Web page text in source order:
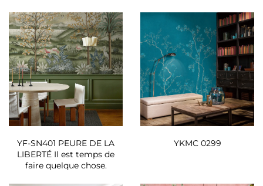
YF-SN401 PEURE DE LA
LIBERTÉ Il est temps de
faire quelque chose.
YKMC 0299